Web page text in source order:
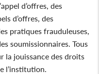
d’offres, des
d’offres, des
pratiques frauduleuses,
soumissionnaires. Tous
la jouissance des droits
l’institution.